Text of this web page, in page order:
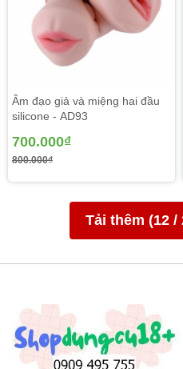
Âm đạo giả và miệng hai đầu
silicone - AD93
700.000₫
800.000₫
Tải thêm (12/